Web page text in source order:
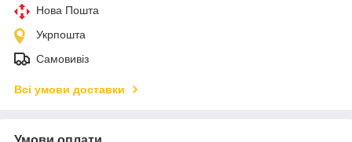
Нова Пошта
Укрпошта
Самовивіз
Всі умови доставки